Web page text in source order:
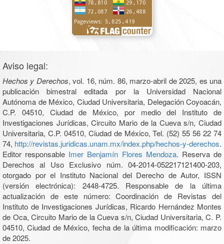
Aviso legal:
Hechos y Derechos, vol. 16, núm. 86, marzo-abril de 2025, es una
publicación bimestral editada por la Universidad Nacional
Autónoma de México, Ciudad Universitaria, Delegación Coyoacán,
C.P. 04510, Ciudad de México, por medio del Instituto de
Investigaciones Jurídicas, Circuito Mario de la Cueva s/n, Ciudad
Universitaria, C.P. 04510, Ciudad de México, Tel. (52) 55 56 22 74
74, http://revistas.juridicas.unam.mx/index.php/hechos-y-derechos.
Editor responsable Imer Benjamín Flores Mendoza. Reserva de
Derechos al Uso Exclusivo núm. 04-2014-052217121400-203,
otorgado por el Instituto Nacional del Derecho de Autor, ISSN
(versión electrónica): 2448-4725. Responsable de la última
actualización de este número: Coordinación de Revistas del
Instituto de Investigaciones Jurídicas, Ricardo Hernández Montes
de Oca, Circuito Mario de la Cueva s/n, Ciudad Universitaria, C. P.
04510, Ciudad de México, fecha de la última modificación: marzo
de 2025.